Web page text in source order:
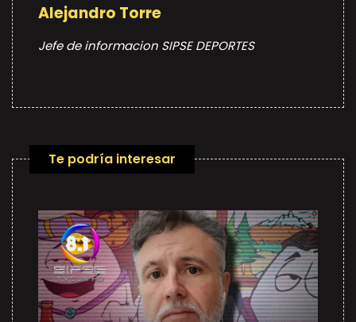
Alejandro Torre
Jefe de informacion SIPSE DEPORTES
Te podría interesar